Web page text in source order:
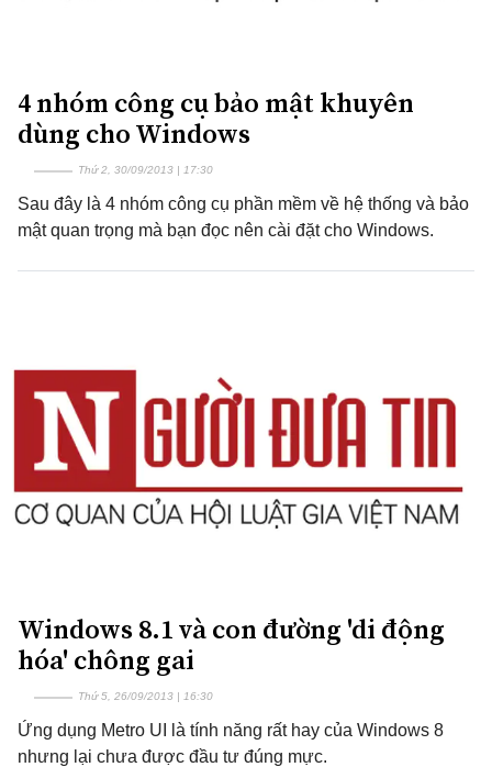
4 nhóm công cụ bảo mật khuyên
dùng cho Windows
Thứ 2, 30/09/2013 | 17:30
Sau đây là 4 nhóm công cụ phần mềm về hệ thống và bảo
mật quan trọng mà bạn đọc nên cài đặt cho Windows.
Windows 8.1 và con đường 'di động
hóa' chông gai
Thứ 5, 26/09/2013 | 16:30
Ứng dụng Metro UI là tính năng rất hay của Windows 8
nhưng lại chưa được đầu tư đúng mực.